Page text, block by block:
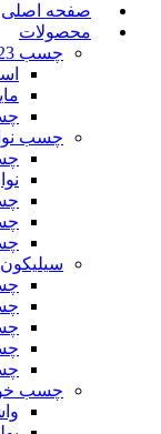
صفحه اصلی
محصولات
چسب 123
چسب
چسب
سیلیکون
چسب